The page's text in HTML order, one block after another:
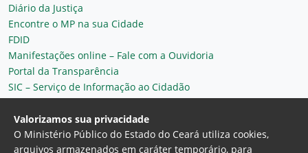
Diário da Justiça
Encontre o MP na sua Cidade
FDID
Manifestações online – Fale com a Ouvidoria
Portal da Transparência
SIC – Serviço de Informação ao Cidadão
Plantão MP do Ceará
Secretaria Geral
Valorizamos sua privacidade
O Ministério Público do Estado do Ceará utiliza cookies,
arquivos armazenados em caráter temporário, para